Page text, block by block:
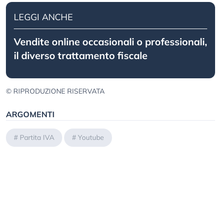
LEGGI ANCHE
Vendite online occasionali o professionali,
il diverso trattamento fiscale
© RIPRODUZIONE RISERVATA
ARGOMENTI
# Partita IVA # Youtube